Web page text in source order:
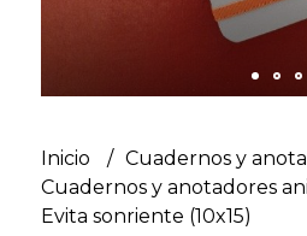
Inicio
Cuadernos y
Cuadernos y anotadores
Evita sonriente (10x15)